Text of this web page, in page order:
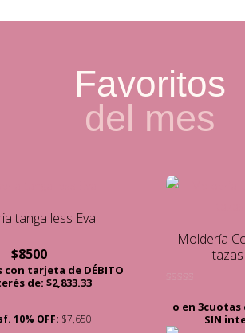
Favoritos
del mes
tanga less Eva
$8500
con tarjeta de DÉBITO
de: $2,833.33
10% OFF: $7,650
Moldería
de 5
o en 3cuotas
SIN